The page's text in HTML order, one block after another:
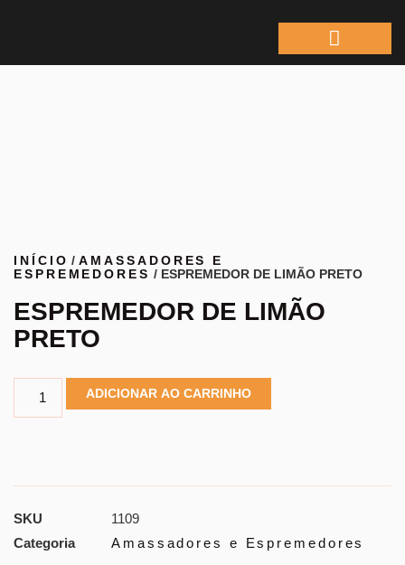
INÍCIO /AMASSADORES E
ESPREMEDORES / ESPREMEDOR DE LIMÃO PRETO
ESPREMEDOR DE LIMÃO
PRETO
ADICIONAR AO CARRINHO
SKU
1109
Categoria
Amassadores e Espremedores